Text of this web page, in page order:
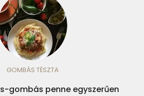
GOMBÁS TÉSZTA
gombás penne egyszerűen